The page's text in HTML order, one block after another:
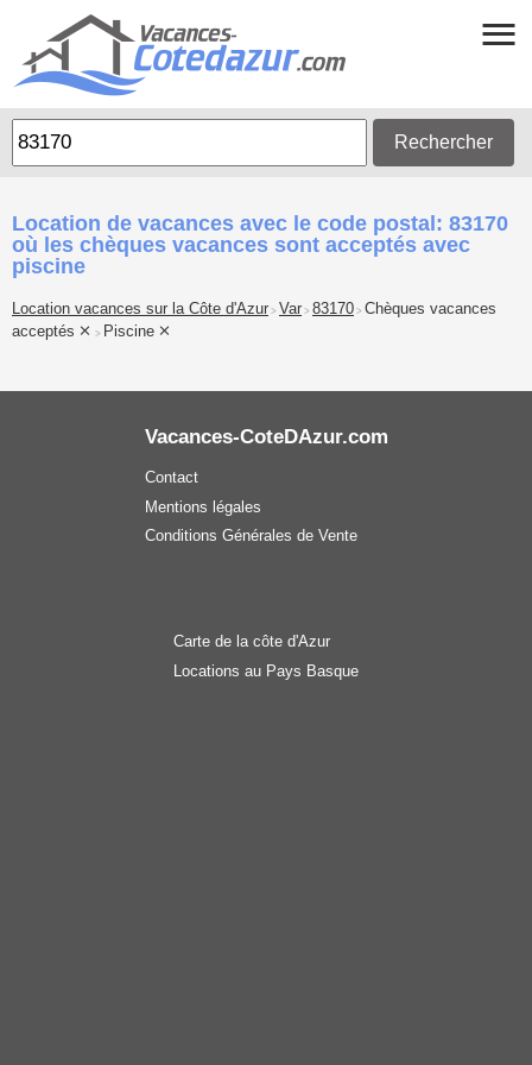
Rechercher
Location de vacances avec le code postal: 83170
où les chèques vacances sont acceptés avec
piscine
Location vacances sur la Côte d'Azur > Var > 83170 > Chèques vacances
acceptés
> Piscine
Vacances-CoteDAzur.com
Contact
Mentions légales
Conditions Générales de Vente
Carte de la côte d'Azur
Locations au Pays Basque